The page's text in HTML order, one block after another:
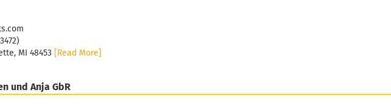
MI 48453 [Read More]
und Anja GbR